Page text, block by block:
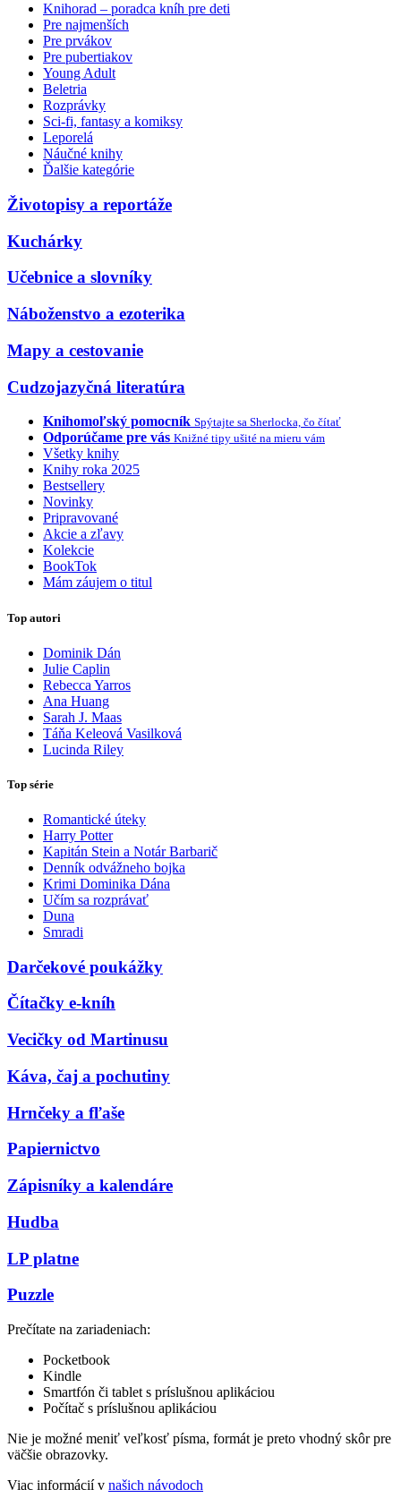
Knihorad – poradca kníh pre deti
Pre najmenších
Pre prvákov
Pre pubertiakov
Young Adult
Beletria
Rozprávky
Sci-fi, fantasy a komiksy
Leporelá
Náučné knihy
Ďalšie kategórie
Životopisy a reportáže
Kuchárky
Učebnice a slovníky
Náboženstvo a ezoterika
Mapy a cestovanie
Cudzojazyčná literatúra
Knihomoľský pomocník Spýtajte sa Sherlocka, čo čítať
Odporúčame pre vás Knižné tipy ušité na mieru vám
Všetky knihy
Knihy roka 2025
Bestsellery
Novinky
Pripravované
Akcie a zľavy
Kolekcie
BookTok
Mám záujem o titul
Top autori
Dominik Dán
Julie Caplin
Rebecca Yarros
Ana Huang
Sarah J. Maas
Táňa Keleová Vasilková
Lucinda Riley
Top série
Romantické úteky
Harry Potter
Kapitán Stein a Notár Barbarič
Denník odvážneho bojka
Krimi Dominika Dána
Učím sa rozprávať
Duna
Smradi
Darčekové poukážky
Čítačky e-kníh
Vecičky od Martinusu
Káva, čaj a pochutiny
Hrnčeky a fľaše
Papiernictvo
Zápisníky a kalendáre
Hudba
LP platne
Puzzle
Prečítate na zariadeniach:
Pocketbook
Kindle
Smartfón či tablet s príslušnou aplikáciou
Počítač s príslušnou aplikáciou
Nie je možné meniť veľkosť písma, formát je preto vhodný skôr pre
väčšie obrazovky.
Viac informácií v našich návodoch